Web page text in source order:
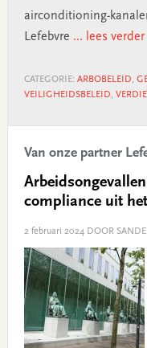
airconditioning-
Lefebvre ... lees verder
CATEGORIE: ARBOBELEID,
VEILIGHEIDSBELEID,
Van onze partner
compliance uit
2 februari 2024DOOR